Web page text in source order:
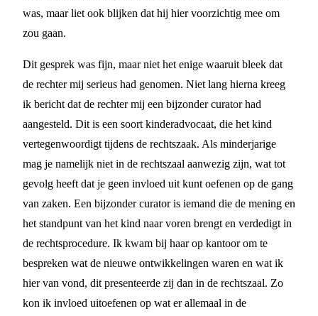
was, maar liet ook blijken dat hij hier voorzichtig mee om
zou gaan.
Dit gesprek was fijn, maar niet het enige waaruit bleek dat
de rechter mij serieus had genomen. Niet lang hierna kreeg
ik bericht dat de rechter mij een bijzonder curator had
aangesteld. Dit is een soort kinderadvocaat, die het kind
vertegenwoordigt tijdens de rechtszaak. Als minderjarige
mag je namelijk niet in de rechtszaal aanwezig zijn, wat tot
gevolg heeft dat je geen invloed uit kunt oefenen op de gang
van zaken. Een bijzonder curator is iemand die de mening en
het standpunt van het kind naar voren brengt en verdedigt in
de rechtsprocedure. Ik kwam bij haar op kantoor om te
bespreken wat de nieuwe ontwikkelingen waren en wat ik
hier van vond, dit presenteerde zij dan in de rechtszaal. Zo
kon ik invloed uitoefenen op wat er allemaal in de